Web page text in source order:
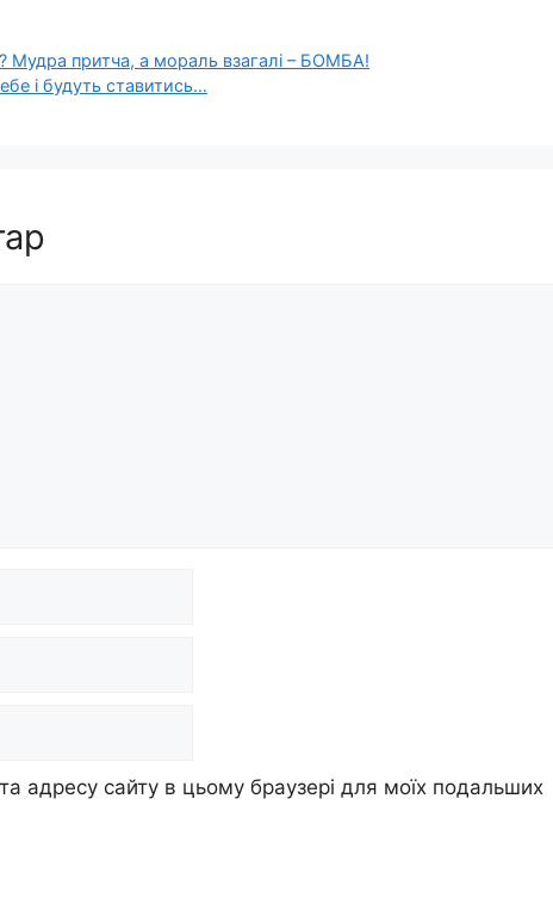
Мудра притча, а мораль взагалі – БОМБА!
і будуть ставитись…
адресу сайту в цьому браузері для моїх подальших